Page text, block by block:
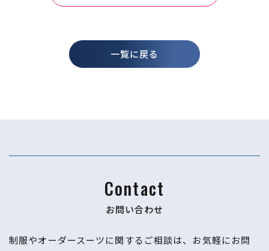
一覧に戻る
Contact
お問い合わせ
制服やオーダースーツに関するご相談は、お気軽にお問